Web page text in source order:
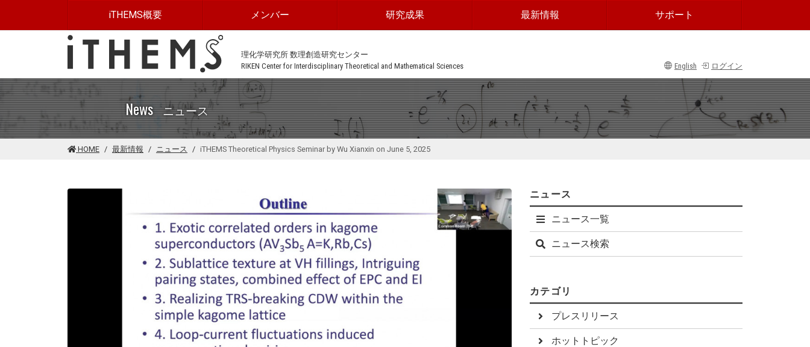
iTHEMS概要 メンバー 研究成果 最新情報 サポート
理化学研究所 数理創造研究センター
RIKEN Center for Interdisciplinary Theoretical and Mathematical Sciences
English ログイン
News ニュース
HOME 最新情報 ニュース iTHEMS Theoretical Physics Seminar by Wu Xianxin on June 5, 2025
ニュース
ニュース一覧
ニュース検索
カテゴリ
プレスリリース
ホットトピック